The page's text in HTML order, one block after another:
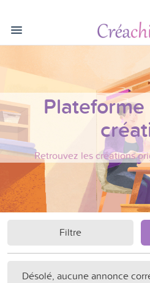
Retrouvez les créations
Filtre
Désolé, aucune annonce